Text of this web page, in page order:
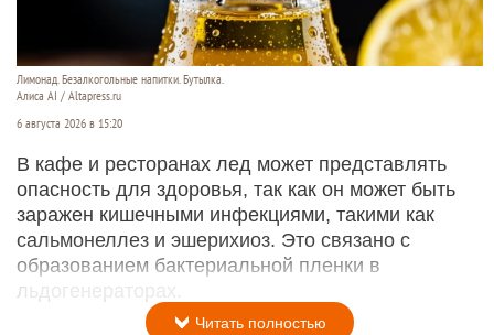
Лимонад. Безалкогольные напитки. Бутылка.
Алиса AI / Altapress.ru
6 августа 2026 в 15:20
В кафе и ресторанах лед может представлять
опасность для здоровья, так как он может быть
заражен кишечными инфекциями, такими как
сальмонеллез и эшерихиоз. Это связано с
образованием бактериальной пленки в
льдогенераторах.
Читать полностью